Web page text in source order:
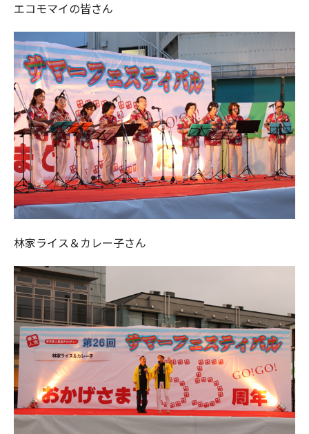
エコモマイの皆さん
林家ライス＆カレー子さん